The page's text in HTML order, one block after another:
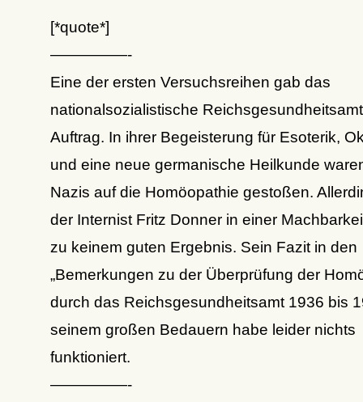
[*quote*]
—————-
Eine der ersten Versuchsreihen gab das
nationalsozialistische
Auftrag. In ihrer Begeisterung für Esoterik,
und eine neue germanische Heilkunde
Nazis auf die Homöopathie gestoßen.
der Internist Fritz Donner in einer
zu keinem guten Ergebnis. Sein Fazit in den
„Bemerkungen zu der Überprüfung der
durch das Reichsgesundheitsamt 1936 bis
seinem großen Bedauern habe leider nichts
funktioniert.
—————-